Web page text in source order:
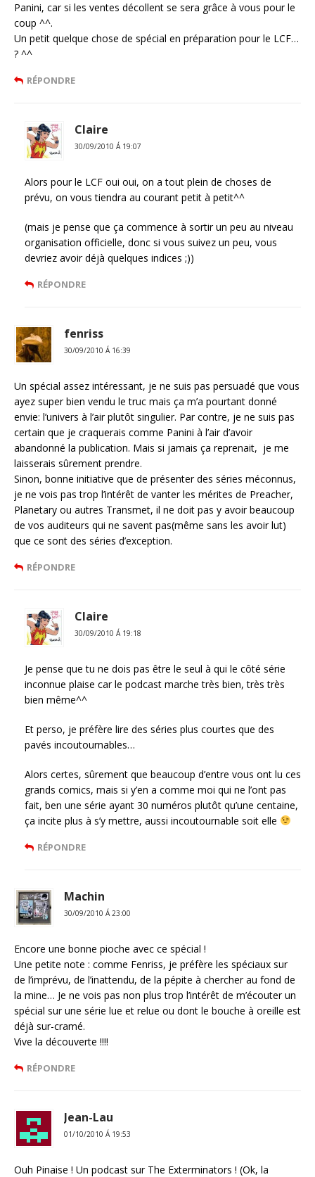
Panini, car si les ventes décollent se sera grâce à vous pour le
coup ^^.
Un petit quelque chose de spécial en préparation pour le LCF…
? ^^
RÉPONDRE
Claire
30/09/2010 Á 19:07
Alors pour le LCF oui oui, on a tout plein de choses de
prévu, on vous tiendra au courant petit à petit^^
(mais je pense que ça commence à sortir un peu au niveau
organisation officielle, donc si vous suivez un peu, vous
devriez avoir déjà quelques indices ;))
RÉPONDRE
fenriss
30/09/2010 Á 16:39
Un spécial assez intéressant, je ne suis pas persuadé que vous
ayez super bien vendu le truc mais ça m’a pourtant donné
envie: l’univers à l’air plutôt singulier. Par contre, je ne suis pas
certain que je craquerais comme Panini à l’air d’avoir
abandonné la publication. Mais si jamais ça reprenait, je me
laisserais sûrement prendre.
Sinon, bonne initiative que de présenter des séries méconnus,
je ne vois pas trop l’intérêt de vanter les mérites de Preacher,
Planetary ou autres Transmet, il ne doit pas y avoir beaucoup
de vos auditeurs qui ne savent pas(même sans les avoir lut)
que ce sont des séries d’exception.
RÉPONDRE
Claire
30/09/2010 Á 19:18
Je pense que tu ne dois pas être le seul à qui le côté série
inconnue plaise car le podcast marche très bien, très très
bien même^^
Et perso, je préfère lire des séries plus courtes que des
pavés incoutournables…
Alors certes, sûrement que beaucoup d’entre vous ont lu ces
grands comics, mais si y’en a comme moi qui ne l’ont pas
fait, ben une série ayant 30 numéros plutôt qu’une centaine,
ça incite plus à s’y mettre, aussi incoutournable soit elle
RÉPONDRE
Machin
30/09/2010 Á 23:00
Encore une bonne pioche avec ce spécial !
Une petite note : comme Fenriss, je préfère les spéciaux sur
de l’imprévu, de l’inattendu, de la pépite à chercher au fond de
la mine… Je ne vois pas non plus trop l’intérêt de m’écouter un
spécial sur une série lue et relue ou dont le bouche à oreille est
déjà sur-cramé.
Vive la découverte !!!!
RÉPONDRE
Jean-Lau
01/10/2010 Á 19:53
Ouh Pinaise ! Un podcast sur The Exterminators ! (Ok, la